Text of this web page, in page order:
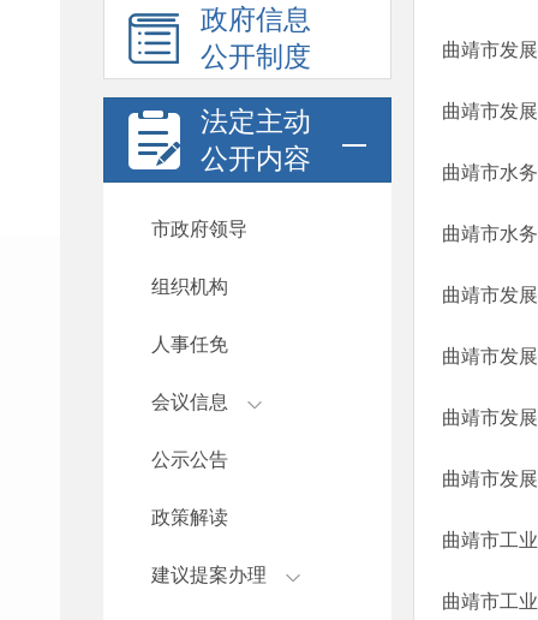
政府信息
公开制度
法定主动
公开内容
市政府领导
组织机构
人事任免
会议信息
公示公告
政策解读
建议提案办理
曲靖市水
曲靖市发